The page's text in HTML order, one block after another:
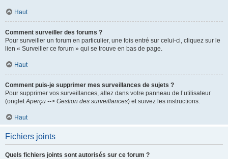
Haut
Comment surveiller des forums ?
Pour surveiller un forum en particulier, une fois entré sur celui-ci, cliquez sur le
lien « Surveiller ce forum » qui se trouve en bas de page.
Haut
Comment puis-je supprimer mes surveillances de sujets ?
Pour supprimer vos surveillances, allez dans votre panneau de l’utilisateur
(ongletAperçu --> Gestion des surveillances) et suivez les instructions.
Haut
Fichiers joints
Quels fichiers joints sont autorisés sur ce forum ?